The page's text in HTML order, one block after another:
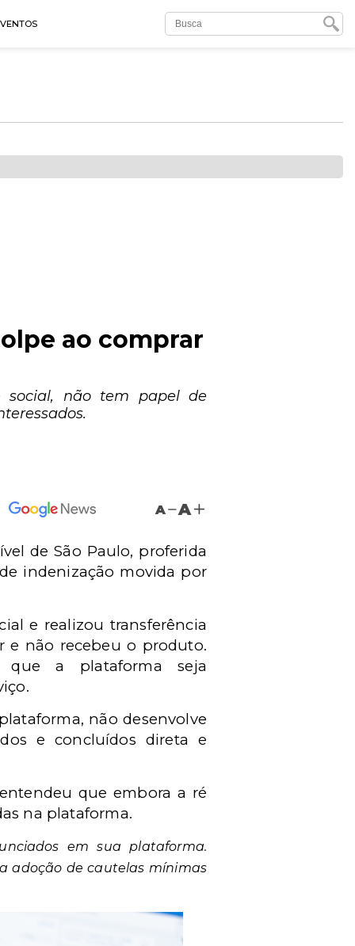
ao comprar
social, não tem papel de
A A
de São Paulo, proferida
indenização movida por
e realizou transferência
e não recebeu o produto.
que a plataforma seja
não desenvolve
e concluídos direta e
que embora a ré
na plataforma.
em sua plataforma.
adoção de cautelas mínimas